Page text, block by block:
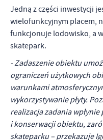
Jedną z części inwestycji
wielofunkcyjnym placem,
funkcjonuje lodowisko, a
skatepark.
- Zadaszenie obiektu
ograniczeń użytkowych
warunkami
wykorzystywanie płyty.
realizacja zadania
i konserwacji obiektu,
skateparku – przekazuje